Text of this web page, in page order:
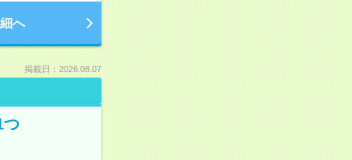
へ
掲載日：2026.08.07
つ